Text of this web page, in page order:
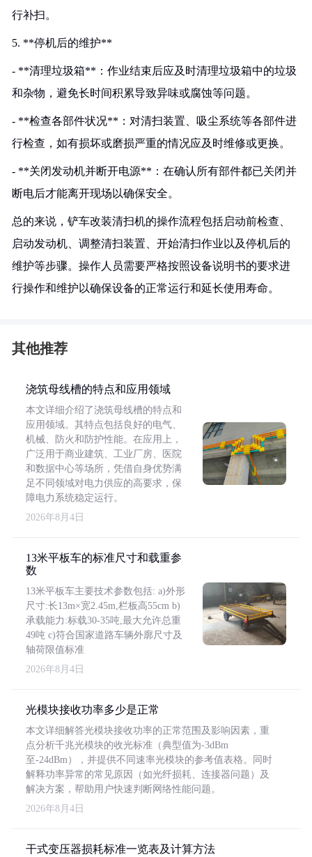
行补扫。
5. **停机后的维护**
- **清理垃圾箱**：作业结束后应及时清理垃圾箱中的垃圾
和杂物，避免长时间积累导致异味或腐蚀等问题。
- **检查各部件状况**：对清扫装置、吸尘系统等各部件进
行检查，如有损坏或磨损严重的情况应及时维修或更换。
- **关闭发动机并断开电源**：在确认所有部件都已关闭并
断电后才能离开现场以确保安全。
总的来说，铲车改装清扫机的操作流程包括启动前检查、
启动发动机、调整清扫装置、开始清扫作业以及停机后的
维护等步骤。操作人员需要严格按照设备说明书的要求进
行操作和维护以确保设备的正常运行和延长使用寿命。
其他推荐
浇筑母线槽的特点和应用领域
本文详细介绍了浇筑母线槽的特点和
应用领域。其特点包括良好的电气、
机械、防火和防护性能。在应用上，
广泛用于商业建筑、工业厂房、医院
和数据中心等场所，凭借自身优势满
足不同领域对电力供应的高要求，保
障电力系统稳定运行。
2026年8月4日
13米平板车的标准尺寸和载重参
数
13米平板车主要技术参数包括: a)外形
尺寸:长13m×宽2.45m,栏板高55cm b)
承载能力:标载30-35吨,最大允许总重
49吨 c)符合国家道路车辆外廓尺寸及
轴荷限值标准
2026年8月4日
光模块接收功率多少是正常
本文详细解答光模块接收功率的正常范围及影响因素，重
点分析千兆光模块的收光标准（典型值为-3dBm
至-24dBm），并提供不同速率光模块的参考值表格。同时
解释功率异常的常见原因（如光纤损耗、连接器问题）及
解决方案，帮助用户快速判断网络性能问题。
2026年8月4日
干式变压器损耗标准一览表及计算方法